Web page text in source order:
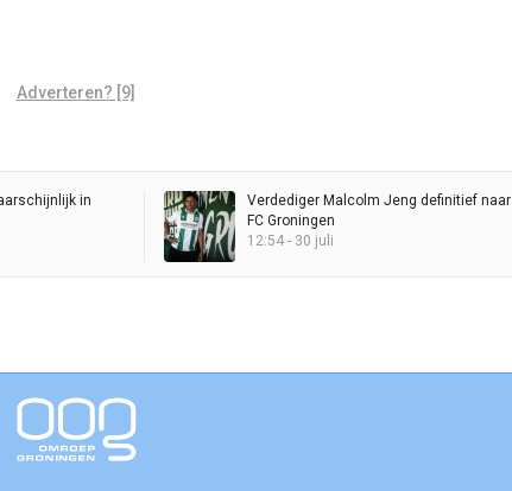
Adverteren? [9]
in
Verdediger Malcolm Jeng definitief naar
FC Groningen
12:54 - 30 juli